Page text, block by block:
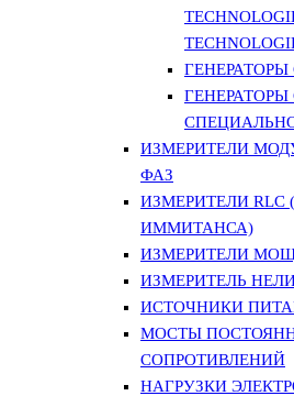
ИЗМЕРИТЕЛИ
ФАЗ
ИЗМЕРИТЕЛИ RLC
ИММИТАНСА)
ИЗМЕРИТЕЛИ
ИЗМЕРИТЕЛЬ
ИСТОЧНИКИ
МОСТЫ
СОПРОТИВЛЕНИЙ
НАГРУЗКИ